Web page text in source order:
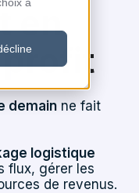
en
demain ne fait
logistique
flux, gérer les
de revenus.